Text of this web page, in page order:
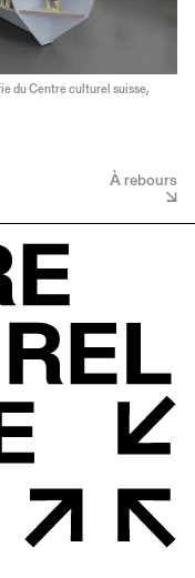
du Centre culturel suisse,
À rebours